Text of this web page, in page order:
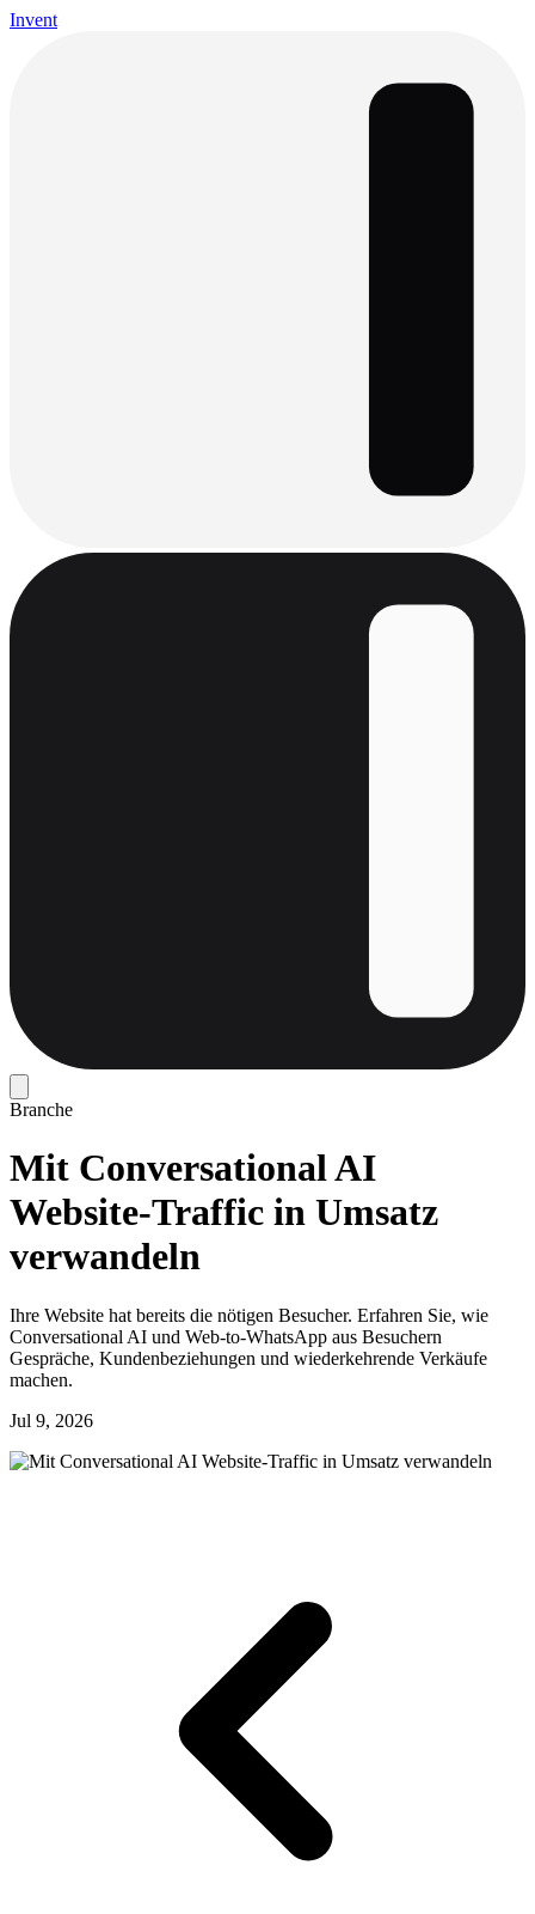
Invent
Branche
Mit Conversational AI
Website-Traffic in Umsatz
verwandeln
Ihre Website hat bereits die nötigen Besucher. Erfahren Sie, wie
Conversational AI und Web-to-WhatsApp aus Besuchern
Gespräche, Kundenbeziehungen und wiederkehrende Verkäufe
machen.
Jul 9, 2026